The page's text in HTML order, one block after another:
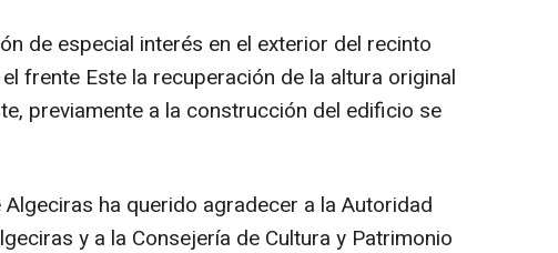
de especial interés en el exterior del recinto
frente Este la recuperación de la altura original
previamente a la construcción del edificio se
ha querido agradecer a la Autoridad
y a la Consejería de Cultura y Patrimonio